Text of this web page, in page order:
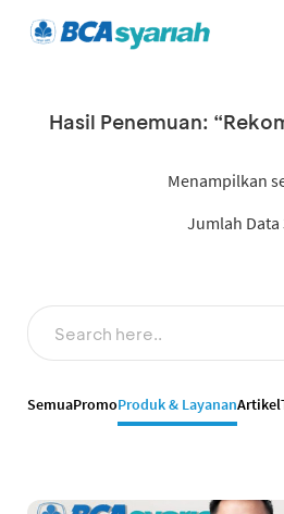
Hasil Penemuan:
Menampilkan
Jumlah Data
SemuaPromoProduk & LayananArtikel